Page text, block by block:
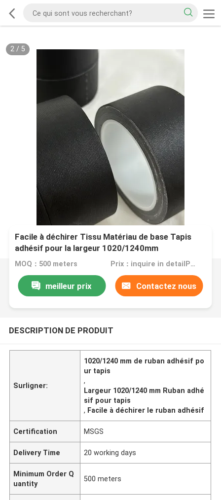
2/ 5
Facile à déchirer Tissu Matériau de base Tapis
adhésif pour la largeur 1020/1240mm
MOQ：500 meters Prix：inquire in detailPlease contact us for quotation
meilleur prix Contactez nous
DESCRIPTION DE PRODUIT
Surligner:
1020/1240 mm de ruban adhésif po
ur tapis
,
Largeur 1020/1240 mm Ruban adhé
sif pour tapis
, Facile à déchirer le ruban adhésif
Certification MSGS
Delivery Time 20 working days
Minimum Order Q
uantity
500 meters